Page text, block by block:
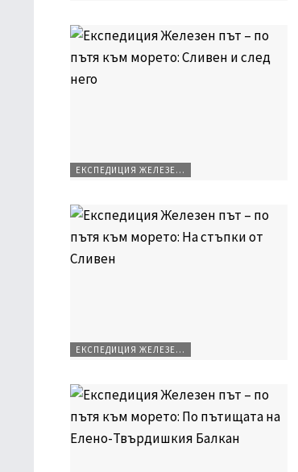
ЕКСПЕДИЦИЯ ЖЕЛЕЗЕН ПЪТ
ЕКСПЕДИЦИЯ ЖЕЛЕЗЕН ПЪТ